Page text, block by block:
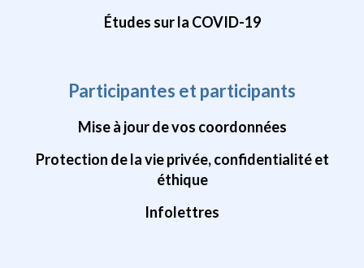
Études sur la COVID-19
Participantes et participants
Mise à jour de vos coordonnées
Protection de la vie privée, confidentialité et
éthique
Infolettres